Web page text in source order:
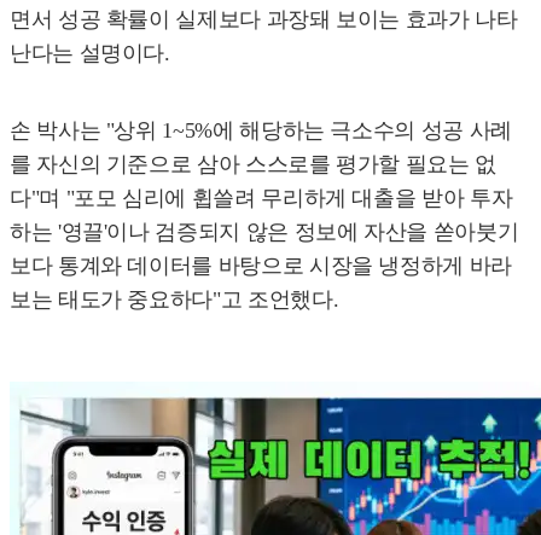
면서 성공 확률이 실제보다 과장돼 보이는 효과가 나타
난다는 설명이다.
손 박사는 "상위 1~5%에 해당하는 극소수의 성공 사례
를 자신의 기준으로 삼아 스스로를 평가할 필요는 없
다"며 "포모 심리에 휩쓸려 무리하게 대출을 받아 투자
하는 '영끌'이나 검증되지 않은 정보에 자산을 쏟아붓기
보다 통계와 데이터를 바탕으로 시장을 냉정하게 바라
보는 태도가 중요하다"고 조언했다.